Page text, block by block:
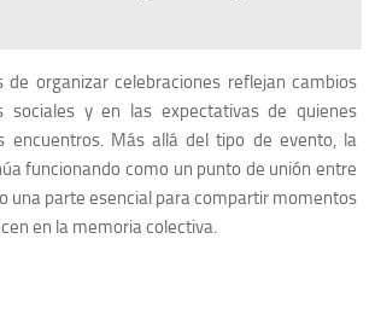
de organizar celebraciones reflejan cambios
sociales y en las expectativas de quienes
encuentros. Más allá del tipo de evento, la
funcionando como un punto de unión entre
una parte esencial para compartir momentos
en la memoria colectiva.